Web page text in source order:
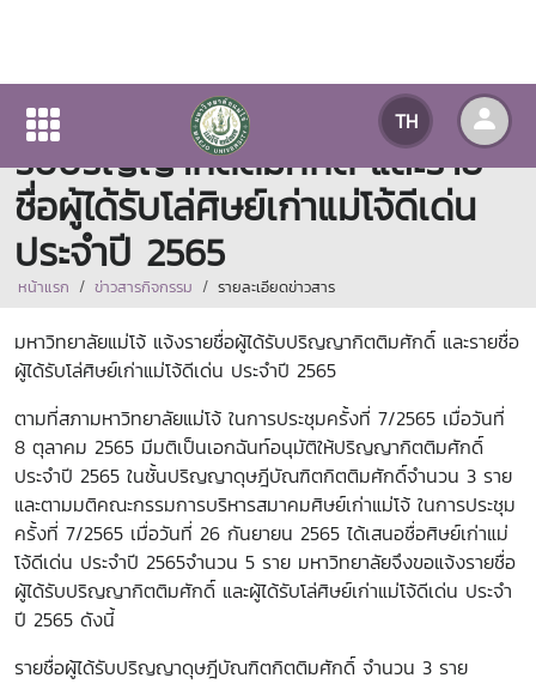
TH
มหาวิทยาลัยแม่โจ้ แจ้งรายชื่อผู้ได้
รับปริญญากิตติมศักดิ์ และราย
ชื่อผู้ได้รับโล่ศิษย์เก่าแม่โจ้ดีเด่น
ประจำปี 2565
หน้าแรก ข่าวสารกิจกรรม รายละเอียดข่าวสาร
มหาวิทยาลัยแม่โจ้ แจ้งรายชื่อผู้ได้รับปริญญากิตติมศักดิ์ และรายชื่อ
ผู้ได้รับโล่ศิษย์เก่าแม่โจ้ดีเด่น ประจำปี 2565
ตามที่สภามหาวิทยาลัยแม่โจ้ ในการประชุมครั้งที่ 7/2565 เมื่อวันที่
8 ตุลาคม 2565 มีมติเป็นเอกฉันท์อนุมัติให้ปริญญากิตติมศักดิ์
ประจำปี 2565 ในชั้นปริญญาดุษฎีบัณฑิตกิตติมศักดิ์จำนวน 3 ราย
และตามมติคณะกรรมการบริหารสมาคมศิษย์เก่าแม่โจ้ ในการประชุม
ครั้งที่ 7/2565 เมื่อวันที่ 26 กันยายน 2565 ได้เสนอชื่อศิษย์เก่าแม่
โจ้ดีเด่น ประจำปี 2565จำนวน 5 ราย มหาวิทยาลัยจึงขอแจ้งรายชื่อ
ผู้ได้รับปริญญากิตติมศักดิ์ และผู้ได้รับโล่ศิษย์เก่าแม่โจ้ดีเด่น ประจำ
ปี 2565 ดังนี้
รายชื่อผู้ได้รับปริญญาดุษฎีบัณฑิตกิตติมศักดิ์ จำนวน 3 ราย